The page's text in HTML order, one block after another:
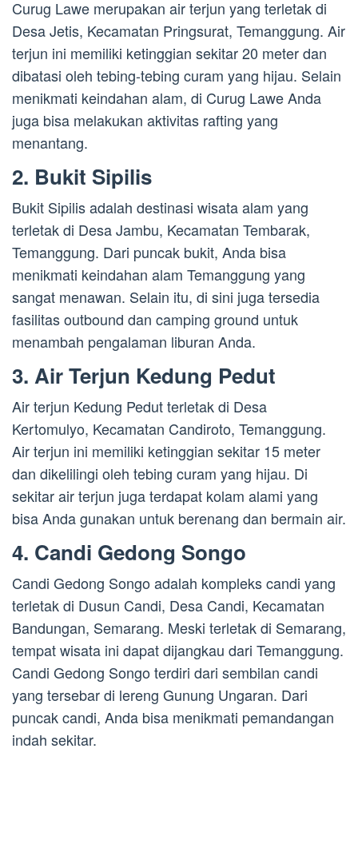
Curug Lawe merupakan air terjun yang terletak di
Desa Jetis, Kecamatan Pringsurat, Temanggung. Air
terjun ini memiliki ketinggian sekitar 20 meter dan
dibatasi oleh tebing-tebing curam yang hijau. Selain
menikmati keindahan alam, di Curug Lawe Anda
juga bisa melakukan aktivitas rafting yang
menantang.
2. Bukit Sipilis
Bukit Sipilis adalah destinasi wisata alam yang
terletak di Desa Jambu, Kecamatan Tembarak,
Temanggung. Dari puncak bukit, Anda bisa
menikmati keindahan alam Temanggung yang
sangat menawan. Selain itu, di sini juga tersedia
fasilitas outbound dan camping ground untuk
menambah pengalaman liburan Anda.
3. Air Terjun Kedung Pedut
Air terjun Kedung Pedut terletak di Desa
Kertomulyo, Kecamatan Candiroto, Temanggung.
Air terjun ini memiliki ketinggian sekitar 15 meter
dan dikelilingi oleh tebing curam yang hijau. Di
sekitar air terjun juga terdapat kolam alami yang
bisa Anda gunakan untuk berenang dan bermain air.
4. Candi Gedong Songo
Candi Gedong Songo adalah kompleks candi yang
terletak di Dusun Candi, Desa Candi, Kecamatan
Bandungan, Semarang. Meski terletak di Semarang,
tempat wisata ini dapat dijangkau dari Temanggung.
Candi Gedong Songo terdiri dari sembilan candi
yang tersebar di lereng Gunung Ungaran. Dari
puncak candi, Anda bisa menikmati pemandangan
indah sekitar.